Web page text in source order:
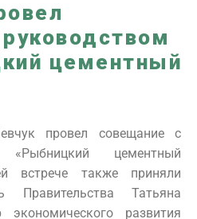
цементный
провел совещание с
цементный
встрече также приняли
Правительства Татьяна
развития